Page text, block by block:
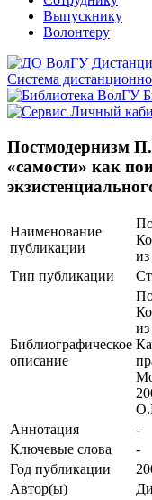
Выпускнику
Волонтеру
Система
Постмодернизм
«самости» как
Наименование
публикации
Тип публикации
Библиографическое
описание
Аннотация
-
Ключевые cлова
-
Год публикации
Автор(ы)